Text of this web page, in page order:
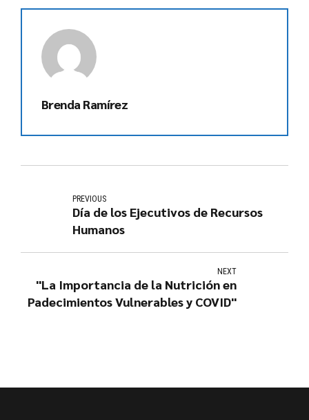
Brenda Ramírez
PREVIOUS
Día de los Ejecutivos de Recursos
Humanos
NEXT
"La Importancia de la Nutrición en
Padecimientos Vulnerables y COVID"